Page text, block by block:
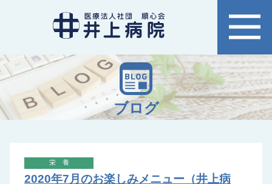
ブログ
栄養
2020年7月のお楽しみメニュー（井上病